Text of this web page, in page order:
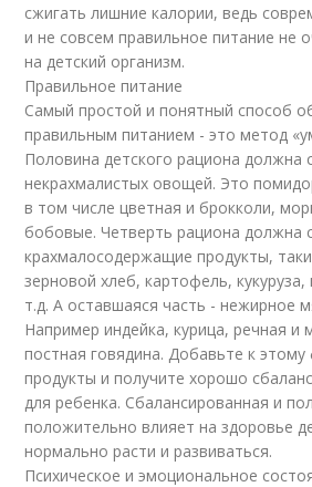
сжигать лишние калории, ведь
и не совсем правильное питание не
на детский организм.
Правильное питание
Самый простой и понятный способ
правильным питанием - это метод
Половина детского рациона должна
некрахмалистых овощей. Это
в том числе цветная и брокколи,
бобовые. Четверть рациона должна
крахмалосодержащие продукты,
зерновой хлеб, картофель,
т.д. А оставшаяся часть - нежирное
Например индейка, курица, речная и
постная говядина. Добавьте к
продукты и получите хорошо
для ребенка. Сбалансированная и
положительно влияет на здоровье
нормально расти и развиваться.
Психическое и эмоциональное